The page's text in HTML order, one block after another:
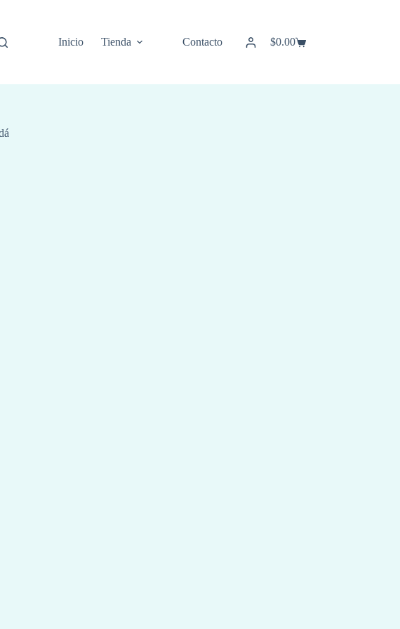
Inicio
Tienda Contacto
Carro
$0.00